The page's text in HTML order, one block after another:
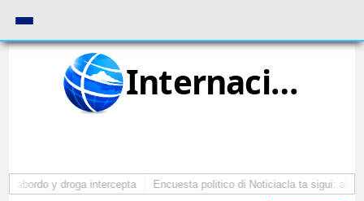
Internacional
abordo y droga intercepta Encuesta politico di Noticiacla ta sigui: ainda